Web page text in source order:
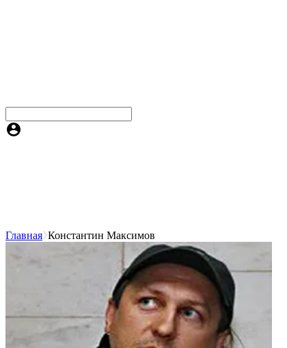
Главная Константин Максимов